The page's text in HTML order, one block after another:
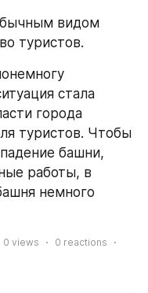
видом
туристов.
стала
города
туристов. Чтобы
башни,
работы, в
немного
0 views 0 reactions